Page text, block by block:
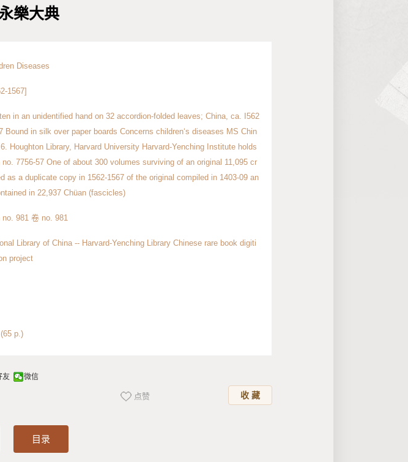
樂大典
Diseases
1567]
in an unidentified hand on 32 accordion-folded leaves; China, ca. I562
Bound in silk over paper boards Concerns children‘s diseases MS Chin
Houghton Library, Harvard University Harvard-Yenching Institute holds
no. 7756-57 One of about 300 volumes surviving of an original 11,095 cr
as a duplicate copy in 1562-1567 of the original compiled in 1403-09 an
in 22,937 Chüan (fascicles)
no. 981 卷 no. 981
Library of China -- Harvard-Yenching Library Chinese rare book digiti
project
p.)
友 微信
收 藏
点赞